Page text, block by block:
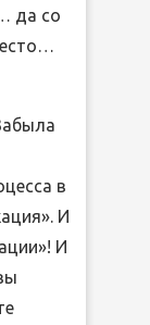
да со
в
И
И